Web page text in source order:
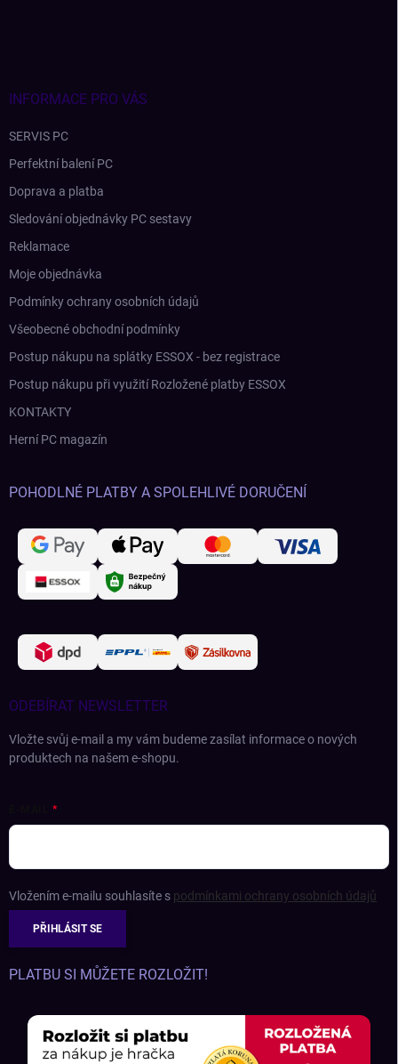
INFORMACE PRO VÁS
SERVIS PC
Perfektní balení PC
Doprava a platba
Sledování objednávky PC sestavy
Reklamace
Moje objednávka
Podmínky ochrany osobních údajů
Všeobecné obchodní podmínky
Postup nákupu na splátky ESSOX - bez registrace
Postup nákupu při využití Rozložené platby ESSOX
KONTAKTY
Herní PC magazín
POHODLNÉ PLATBY A SPOLEHLIVÉ DORUČENÍ
ODEBÍRAT NEWSLETTER
Vložte svůj e-mail a my vám budeme zasílat informace o nových
produktech na našem e-shopu.
Vložením e-mailu souhlasíte s podmínkami ochrany osobních údajů
PŘIHLÁSIT SE
PLATBU SI MŮŽETE ROZLOŽIT!